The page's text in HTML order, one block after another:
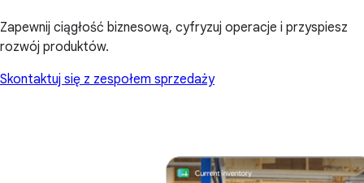
Zapewnij ciągłość biznesową, cyfryzuj operacje i przyspiesz
rozwój produktów.
Skontaktuj się z zespołem sprzedaży